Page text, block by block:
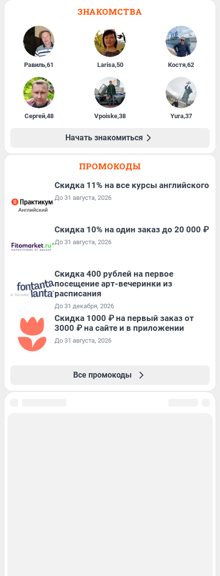
ЗНАКОМСТВА
Равиль,61 Larisa,50 Костя,62
Сергей,48 Vpoiske,38 Yura,37
Начать знакомиться
ПРОМОКОДЫ
Скидка 11% на все курсы английского
До 31 августа, 2026
Скидка 10% на один заказ до 20 000 ₽
До 31 августа, 2026
Cкидка 400 рублей на первое
посещение арт-вечеринки из
расписания
До 31 декабря, 2026
Скидка 1000 ₽ на первый заказ от
3000 ₽ на сайте и в приложении
До 31 августа, 2026
Все промокоды